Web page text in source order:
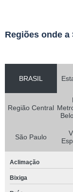
Regiões onde a
BRASIL
Região Central
São Paulo
Aclimação
Bixiga